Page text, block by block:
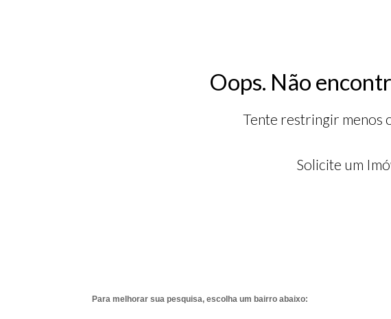
Oops. Não
Tente restringir menos
Solicite um
Para melhorar sua pesquisa, escolha um bairro abaixo: